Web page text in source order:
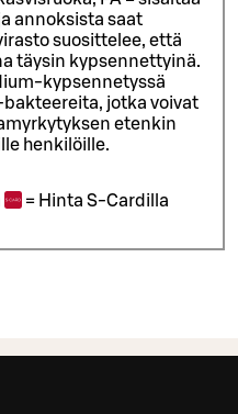
annoksista saat
suosittelee, että
täysin kypsennettyinä.
kypsennetyssä
bakteereita, jotka voivat
etenkin
henkilöille.
= Hinta S-Cardilla